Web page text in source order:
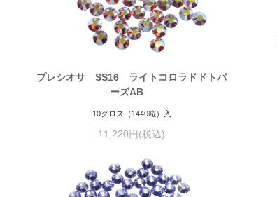
プレシオサ SS16 ライトコロラドドトパ
ーズAB
10グロス（1440粒）入
11,220円(税込)